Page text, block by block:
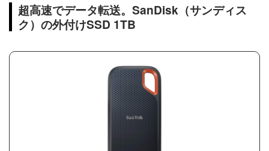
超高速でデータ転送。SanDisk（サンディス
ク）の外付けSSD 1TB